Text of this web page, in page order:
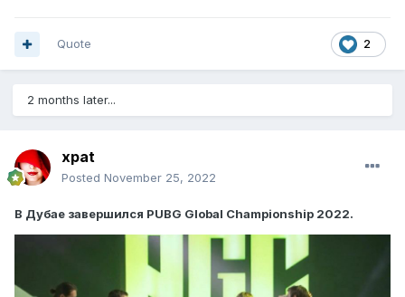
2
Quote
2 months later...
xpat
Posted November 25, 2022
В Дубае завершился PUBG Global Championship 2022.